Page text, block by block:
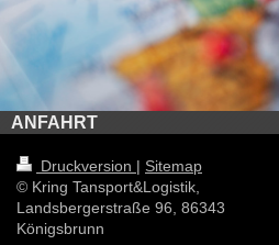
ANFAHRT
Druckversion | Sitemap
© Kring Tansport&Logistik,
Landsbergerstraße 96, 86343
Königsbrunn